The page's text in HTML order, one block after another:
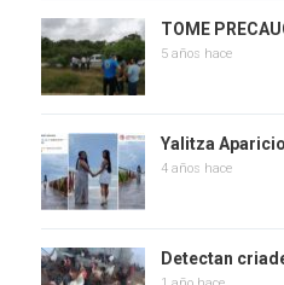
TOME
5 años hace
Yalitza
4 años hace
Detectan